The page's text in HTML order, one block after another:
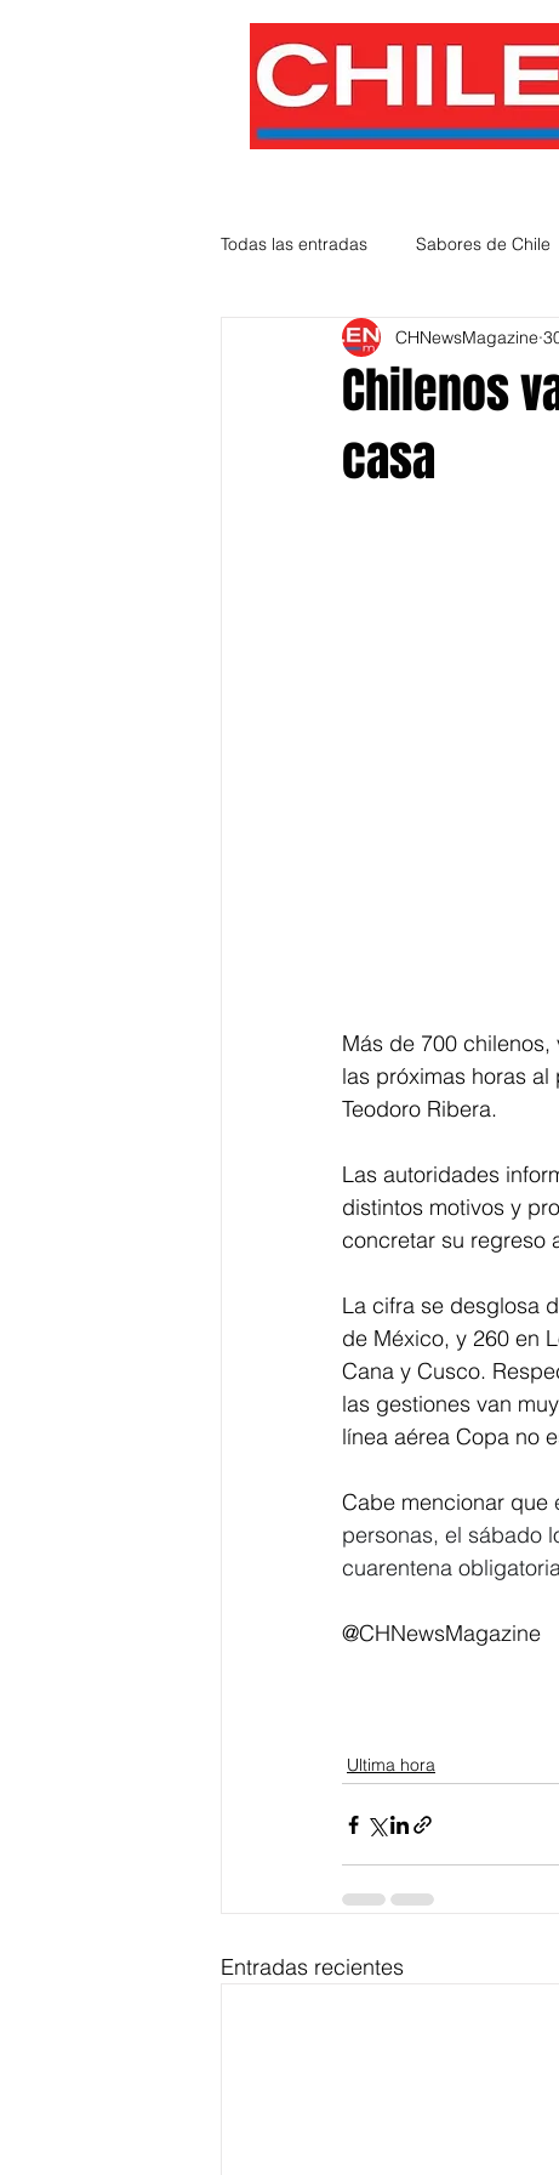
Todas las entradas Sabores de Chile
Chilenos Inmigrantes Chilenos
Actualidad
Chilenos
casa
CHNewsMagazine
Más de 700
las próximas horas
Teodoro Ribera.
Las autoridades
distintos motivos y
concretar su regreso
La cifra se desglosa
de México, y 260 en
Cana y Cusco.
las gestiones van
línea aérea Copa no
Cabe mencionar que
personas, el sábado
cuarentena
@CHNewsMagazine
Ultima hora
Entradas recientes